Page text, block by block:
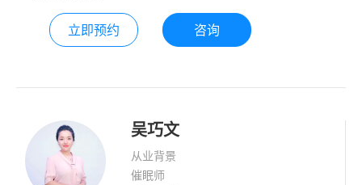
立即预约 咨询
吴巧文
从业背景
催眠师